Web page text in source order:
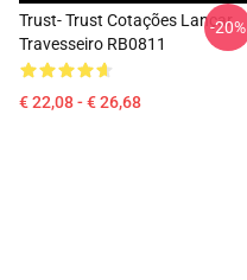
Trust- Trust Cotações Lançar
Travesseiro RB0811
€ 22,08 - € 26,68
-20%